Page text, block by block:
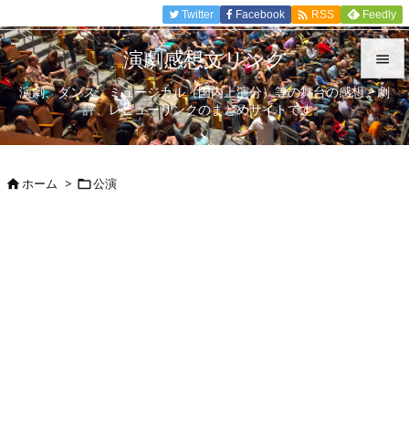


メニュ

Twitter Facebook  RSS Feedly
演劇感想文リンク
演劇、ダンス、ミュージカル（国内上演分）等の舞台の感想、劇
評、レビューリンクのまとめサイトです。
ホーム > 公演